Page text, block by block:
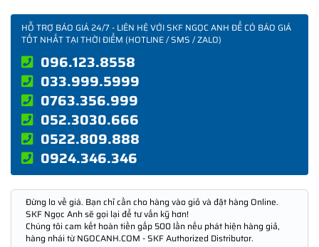
HỖ TRỢ BÁO GIÁ 24/7 - LIÊN HỆ VỚI SKF NGỌC ANH ĐỂ CÓ BÁO GIÁ
TỐT NHẤT TẠI THỜI ĐIỂM (HOTLINE / SMS / ZALO)
096.123.8558
033.999.5999
0763.356.999
052.3030.666
0522.809.888
0924.346.346
Đừng lo về giá. Bạn chỉ cần cho hàng vào giỏ và đặt hàng Online.
SKF Ngọc Anh sẽ gọi lại để tư vấn kỹ hơn!
Chúng tôi cam kết hoàn tiền gấp 500 lần nếu phát hiện hàng giả,
hàng nhái từ NGOCANH.COM - SKF Authorized Distributor.